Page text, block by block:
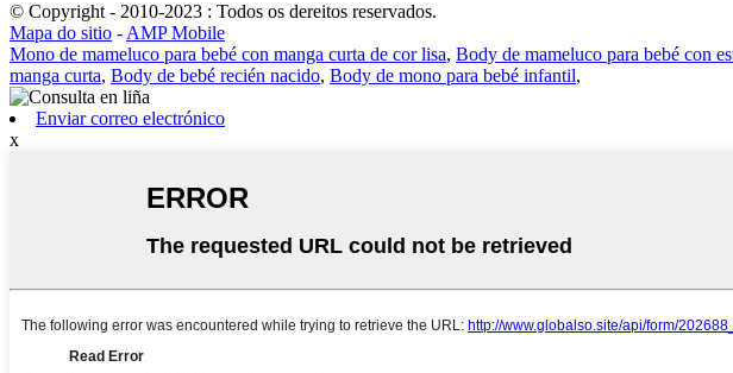
© Copyright - 2010-2023 : Todos os dereitos reservados.
Mapa do sitio - AMP Mobile
Mono de mameluco para bebé con manga curta de cor lisa, Body de mameluco para bebé con
manga curta, Body de bebé recién nacido, Body de mono para bebé infantil,
Enviar correo electrónico
x